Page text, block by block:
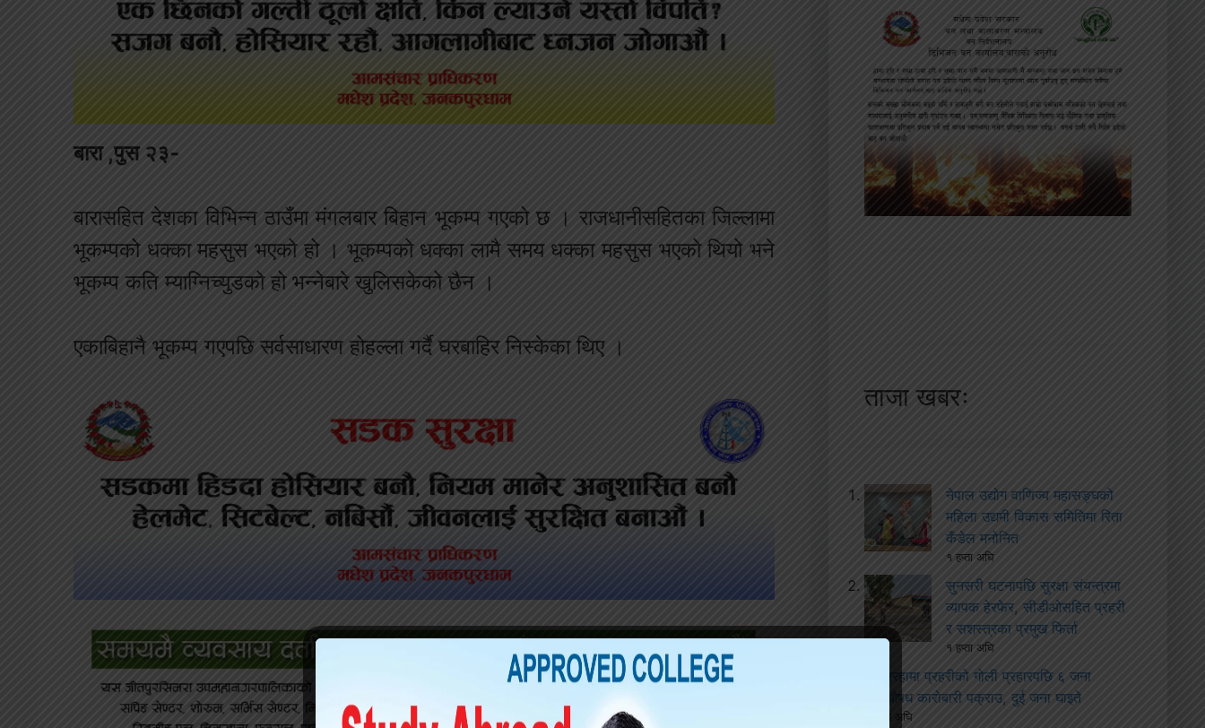
बारा ,पुस २३-
बारासहित देशका विभिन्न ठाउँमा मंगलबार बिहान भूकम्प गएको छ । राजधानीसहितका जिल्लामा
भूकम्पको धक्का महसुस भएको हो । भूकम्पको धक्का लामै समय धक्का महसुस भएको थियो भने
भूकम्प कति म्याग्निच्युडको हो भन्नेबारे खुलिसकेको छैन ।
एकाबिहानै भूकम्प गएपछि सर्वसाधारण होहल्ला गर्दै घरबाहिर निस्केका थिए ।
ताजा खबरः
नेपाल उद्योग वाणिज्य महासङ्घको
महिला उद्यमी विकास समितिमा रिता
कँडेल मनोनित
१ हप्ता अघि
सुनसरी घटनापछि सुरक्षा संयन्त्रमा
व्यापक हेरफेर, सीडीओसहित प्रहरी
र सशस्त्रका प्रमुख फिर्ता
१ हप्ता अघि
सिरहामा प्रहरीको गोली प्रहारपछि ६ जना
लागूऔषध कारोबारी पक्राउ, दुई जना घाइते
२ हप्ता अघि